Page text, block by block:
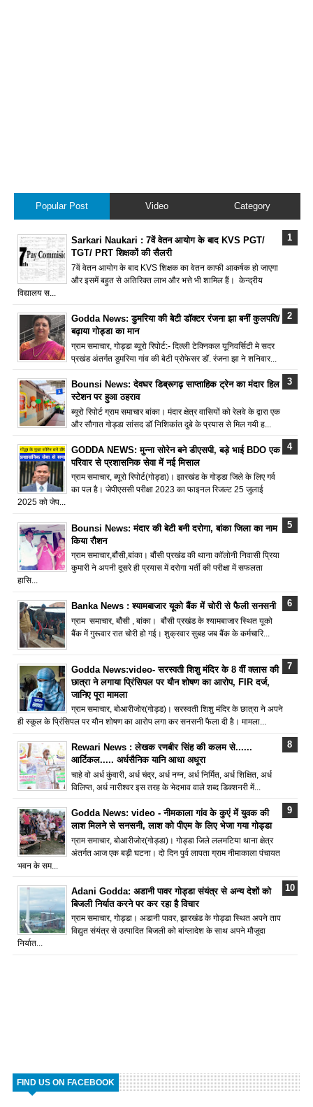
Popular Post Video Category
Sarkari Naukari : 7वें वेतन आयोग के बाद KVS PGT/
TGT/ PRT शिक्षकों की सैलरी
7वें वेतन आयोग के बाद KVS शिक्षक का वेतन काफी आकर्षक हो जाएगा
और इसमें बहुत से अतिरिक्त लाभ और भत्ते भी शामिल हैं। केन्द्रीय
विद्यालय स...
Godda News: डुमरिया की बेटी डॉक्टर रंजना झा बनीं कुलपति/
बढ़ाया गोड्डा का मान
ग्राम समाचार, गोड्डा ब्यूरो रिपोर्ट:- दिल्ली टेक्निकल यूनिवर्सिटी मे सदर
प्रखंड अंतर्गत डुमरिया गांव की बेटी प्रोफेसर डॉ. रंजना झा ने शनिवार...
Bounsi News: देवघर डिब्रूगढ़ साप्ताहिक ट्रेन का मंदार हिल
स्टेशन पर हुआ ठहराव
ब्यूरो रिपोर्ट ग्राम समाचार बांका। मंदार क्षेत्र वासियों को रेलवे के द्वारा एक
और सौगात गोड्डा सांसद डॉ निशिकांत दुबे के प्रयास से मिल गयी ह...
GODDA NEWS: मुन्ना सोरेन बने डीएसपी, बड़े भाई BDO एक
परिवार से प्रशासनिक सेवा में नई मिसाल
ग्राम समाचार, ब्यूरो रिपोर्ट(गोड्डा)। झारखंड के गोड्डा जिले के लिए गर्व
का पल है। जेपीएससी परीक्षा 2023 का फाइनल रिजल्ट 25 जुलाई
2025 को जेप...
Bounsi News: मंदार की बेटी बनी दरोगा, बांका जिला का नाम
किया रौशन
ग्राम समाचार,बौंसी,बांका। बौंसी प्रखंड की थाना कॉलोनी निवासी प्रिया
कुमारी ने अपनी दूसरे ही प्रयास में दरोगा भर्ती की परीक्षा में सफलता
हासि...
Banka News : श्यामबाजार यूको बैंक में चोरी से फैली सनसनी
ग्राम समाचार, बौंसी , बांका। बौंसी प्रखंड के श्यामबाजार स्थित यूको
बैंक में गुरूवार रात चोरी हो गई। शुक्रवार सुबह जब बैंक के कर्मचारि...
Godda News:video- सरस्वती शिशु मंदिर के 8 वीं क्लास की
छात्रा ने लगाया प्रिंसिपल पर यौन शोषण का आरोप, FIR दर्ज,
जानिए पूरा मामला
ग्राम समाचार, बोआरीजोर(गोड्ड)। सरस्वती शिशु मंदिर के छात्रा ने अपने
ही स्कूल के प्रिंसिपल पर यौन शोषण का आरोप लगा कर सनसनी फैला दी है। मामला...
Rewari News : लेखक रणबीर सिंह की कलम से......
आर्टिकल..... अर्धसैनिक यानि आधा अधूरा
चाहे वो अर्ध कुंवारी, अर्ध चंद्र, अर्ध नग्न, अर्ध निर्मित, अर्ध शिक्षित, अर्ध
विलिप्त, अर्ध नारीश्वर इस तरह के भेदभाव वाले शब्द डिक्शनरी में...
Godda News: video - नीमकाला गांव के कुएं में युवक की
लाश मिलने से सनसनी, लाश को पीएम के लिए भेजा गया गोड्डा
ग्राम समाचार, बोआरीजोर(गोड्डा)। गोड्डा जिले ललमटिया थाना क्षेत्र
अंतर्गत आज एक बड़ी घटना। दो दिन पुर्व लापता ग्राम नीमाकाला पंचायत
भवन के सम...
Adani Godda: अडानी पावर गोड्डा संयंत्र से अन्य देशों को
बिजली निर्यात करने पर कर रहा है विचार
ग्राम समाचार, गोड्डा। अडानी पावर, झारखंड के गोड्डा स्थित अपने ताप
विद्युत संयंत्र से उत्पादित बिजली को बांग्लादेश के साथ अपने मौजूदा
निर्यात...
FIND US ON FACEBOOK